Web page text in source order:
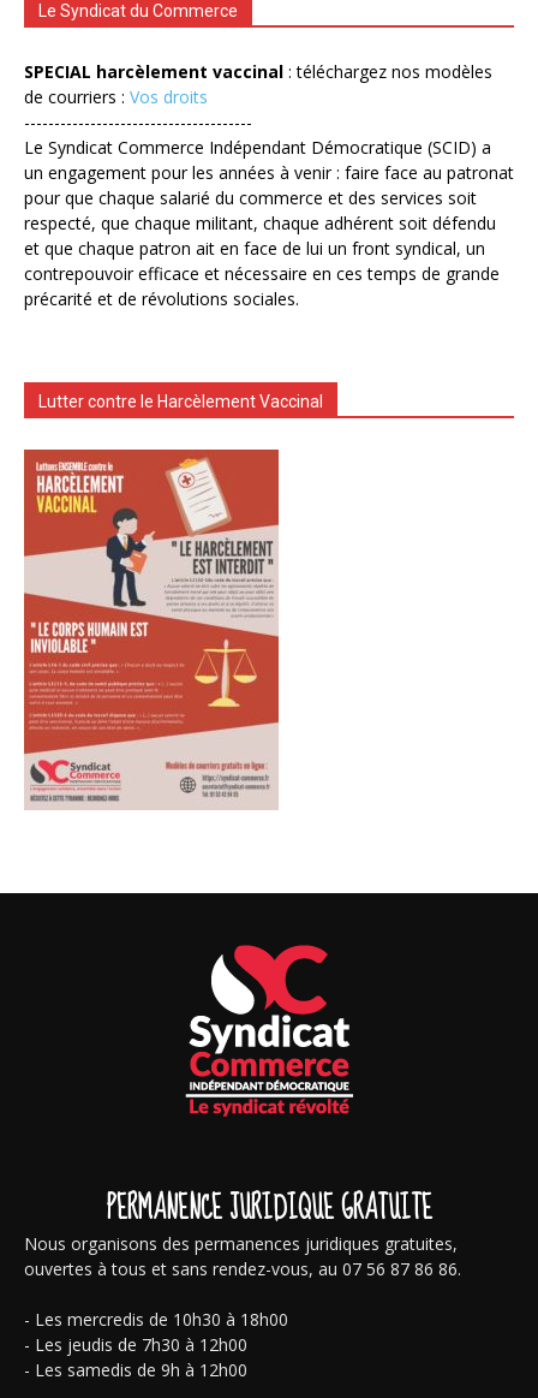
Le Syndicat du Commerce
SPECIAL harcèlement vaccinal : téléchargez nos modèles
de courriers : Vos droits
--------------------------------------
Le Syndicat Commerce Indépendant Démocratique (SCID) a
un engagement pour les années à venir : faire face au patronat
pour que chaque salarié du commerce et des services soit
respecté, que chaque militant, chaque adhérent soit défendu
et que chaque patron ait en face de lui un front syndical, un
contrepouvoir efficace et nécessaire en ces temps de grande
précarité et de révolutions sociales.
Lutter contre le Harcèlement Vaccinal
PERMANENCE JURIDIQUE GRATUITE
Nous organisons des permanences juridiques gratuites,
ouvertes à tous et sans rendez-vous, au 07 56 87 86 86.
- Les mercredis de 10h30 à 18h00
- Les jeudis de 7h30 à 12h00
- Les samedis de 9h à 12h00